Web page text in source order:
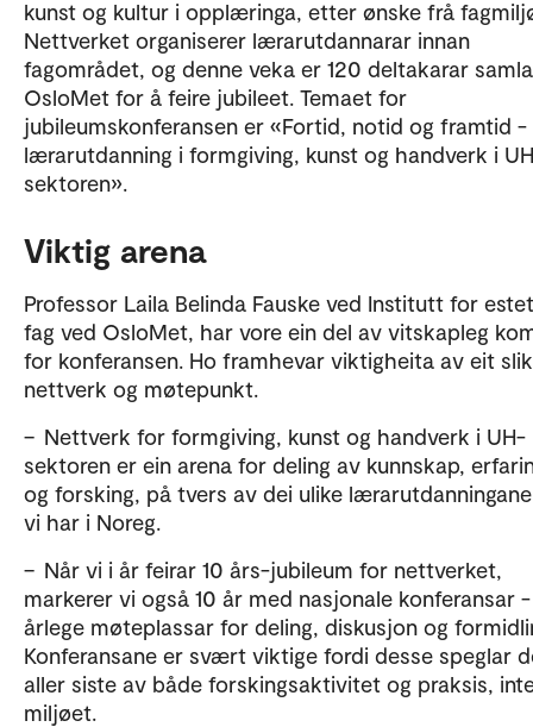
kunst og kultur i opplæringa, etter ønske frå
Nettverket organiserer lærarutdannarar innan
fagområdet, og denne veka er 120 deltakarar
OsloMet for å feire jubileet. Temaet for
jubileumskonferansen er «Fortid, notid og framtid -
lærarutdanning i formgiving, kunst og handverk i
sektoren».
Viktig arena
Professor Laila Belinda Fauske ved Institutt for
fag ved OsloMet, har vore ein del av vitskapleg
for konferansen. Ho framhevar viktigheita av eit
nettverk og møtepunkt.
– Nettverk for formgiving, kunst og handverk i UH-
sektoren er ein arena for deling av kunnskap,
og forsking, på tvers av dei ulike
vi har i Noreg.
– Når vi i år feirar 10 års-jubileum for nettverket,
markerer vi også 10 år med nasjonale konferansar -
årlege møteplassar for deling, diskusjon og
Konferansane er svært viktige fordi desse speglar
aller siste av både forskingsaktivitet og praksis,
miljøet.